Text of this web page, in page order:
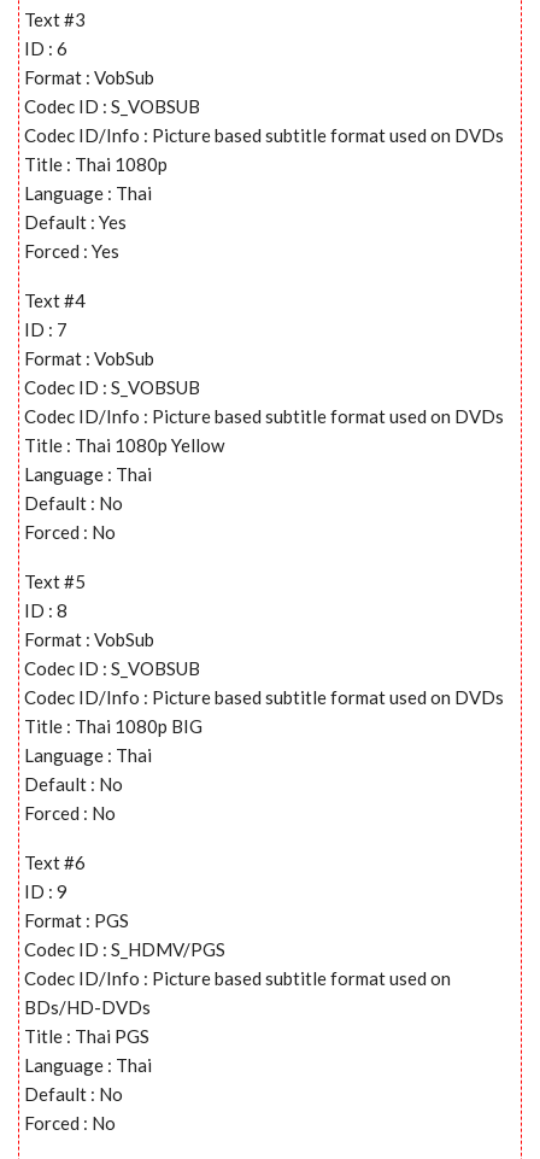
Text #3
ID : 6
Format : VobSub
Codec ID : S_VOBSUB
Codec ID/Info : Picture based subtitle format used on DVDs
Title : Thai 1080p
Language : Thai
Default : Yes
Forced : Yes
Text #4
ID : 7
Format : VobSub
Codec ID : S_VOBSUB
Codec ID/Info : Picture based subtitle format used on DVDs
Title : Thai 1080p Yellow
Language : Thai
Default : No
Forced : No
Text #5
ID : 8
Format : VobSub
Codec ID : S_VOBSUB
Codec ID/Info : Picture based subtitle format used on DVDs
Title : Thai 1080p BIG
Language : Thai
Default : No
Forced : No
Text #6
ID : 9
Format : PGS
Codec ID : S_HDMV/PGS
Codec ID/Info : Picture based subtitle format used on
BDs/HD-DVDs
Title : Thai PGS
Language : Thai
Default : No
Forced : No